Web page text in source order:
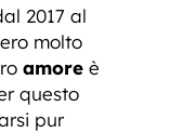
2017 al
molto
amore è
questo
pur